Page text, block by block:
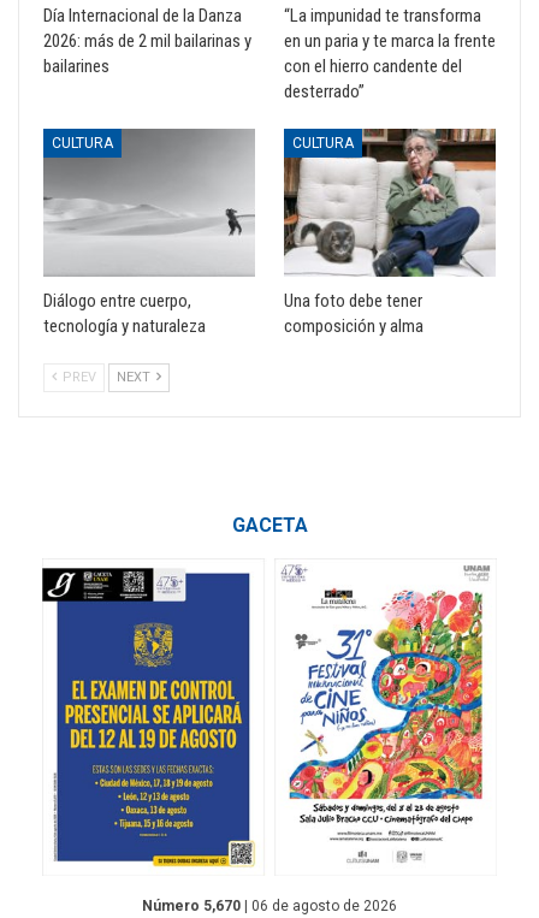
Día Internacional de la Danza
2026: más de 2 mil bailarinas y
bailarines
“La impunidad te transforma
en un paria y te marca la frente
con el hierro candente del
desterrado”
CULTURA
Diálogo entre cuerpo,
tecnología y naturaleza
CULTURA
Una foto debe tener
composición y alma
PREV NEXT
GACETA
Número 5,670 | 06 de agosto de 2026